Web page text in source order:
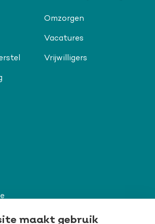
maakt gebruik
Omzorgen
Vacatures
Vrijwilligers